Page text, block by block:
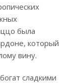
была
который
вину.
сладкими